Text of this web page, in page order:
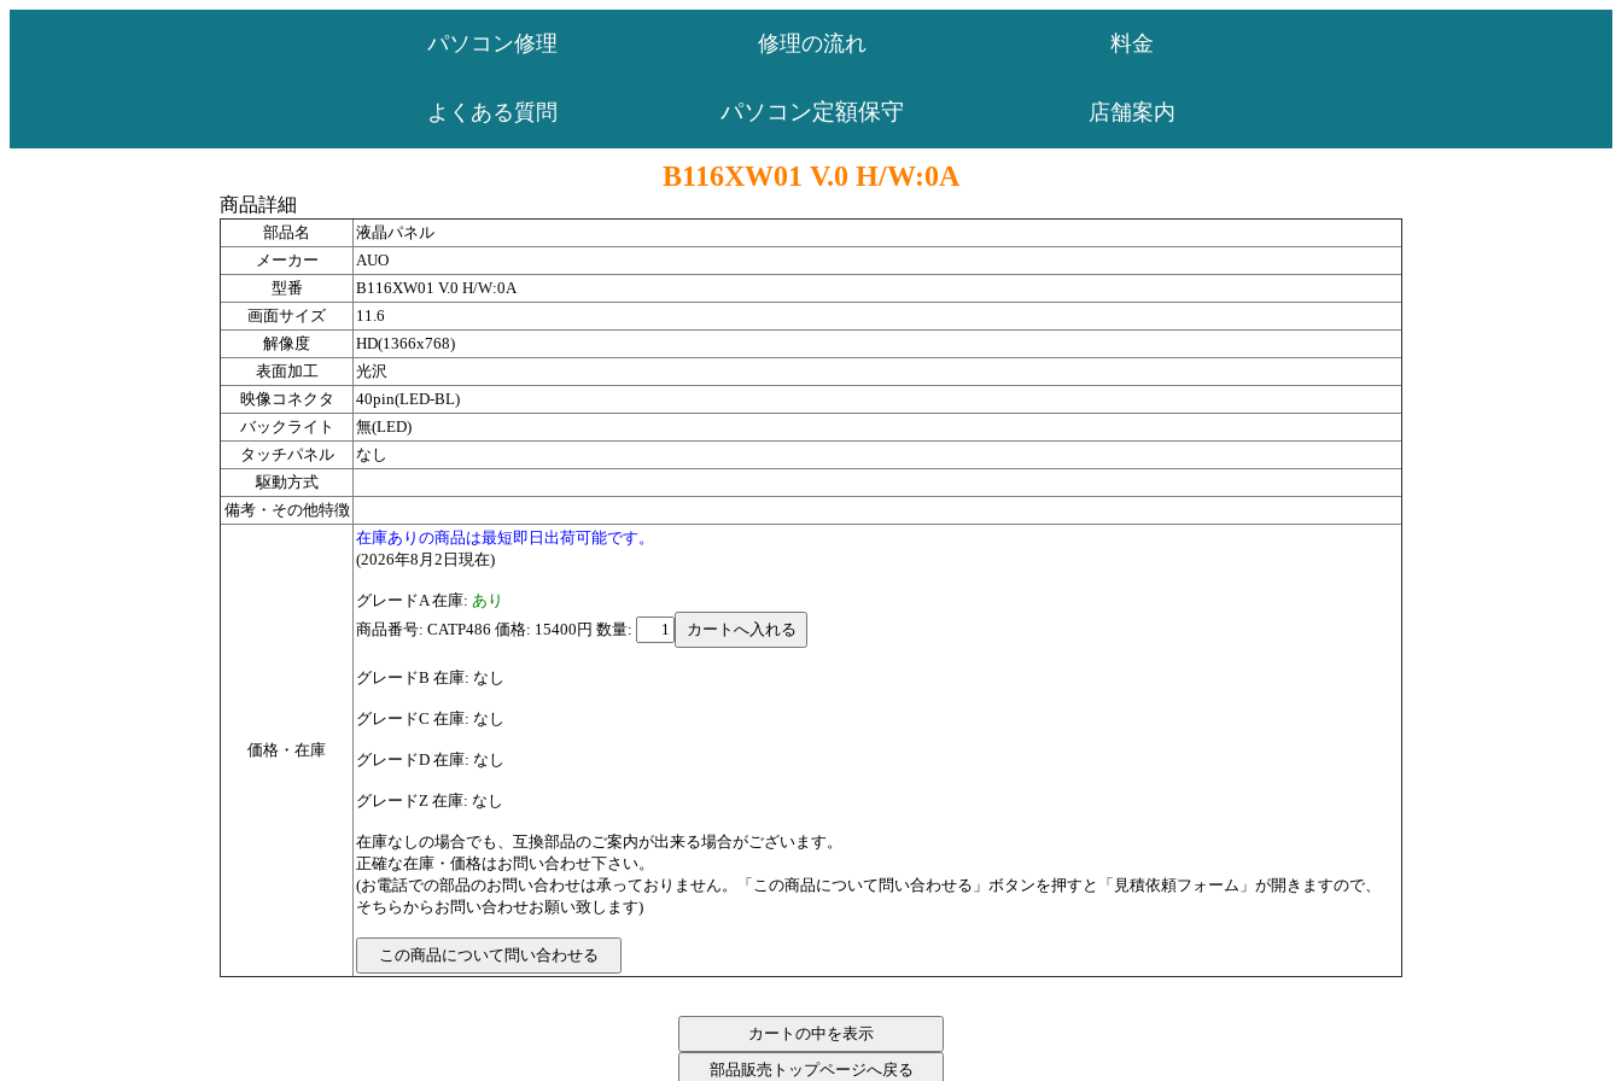
パソコン修理 修理の流れ 料金
よくある質問 パソコン定額保守 店舗案内
B116XW01 V.0 H/W:0A
商品詳細
部品名
液晶パネル
メーカー
AUO
型番
B116XW01 V.0 H/W:0A
画面サイズ
11.6
解像度
HD(1366x768)
表面加工
光沢
映像コネクタ
40pin(LED-BL)
バックライト
無(LED)
タッチパネル
なし
駆動方式
備考・その他特徴
価格・在庫
在庫ありの商品は最短即日出荷可能です。
(2026年8月2日現在)
グレードA 在庫: あり
商品番号: CATP486 価格: 15400円 数量:
グレードB 在庫: なし
グレードC 在庫: なし
グレードD 在庫: なし
グレードZ 在庫: なし
在庫なしの場合でも、互換部品のご案内が出来る場合がございます。
正確な在庫・価格はお問い合わせ下さい。
(お電話での部品のお問い合わせは承っておりません。「この商品について問い合わせる」ボタンを押すと「見積依頼フォーム」が開きますので、
そちらからお問い合わせお願い致します)